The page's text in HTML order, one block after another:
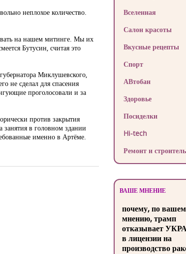
неплохое количество.
на нашем митинге. Мы их
Бутусин, считая это
Миклушевского,
не сделал для спасения
проголосовали и за
против закрытия
занятия в головном здании
именно в Артёме.
Вселенная
Салон красоты
Вкусные рецепты
Спорт
АВтобан
Здоровье
Посиделки
Hi-tech
Ремонт и
ВАШЕ МНЕНИЕ
почему, по
мнению, трамп
отказывает
в лицензии на
производство